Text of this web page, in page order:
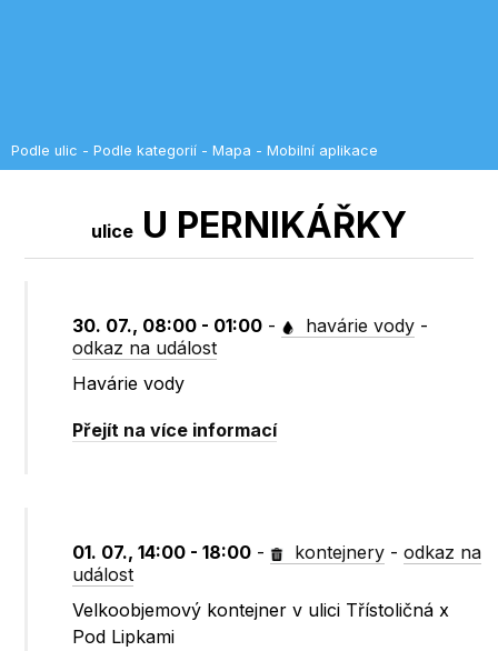
Podle ulic - Podle kategorií - Mapa - Mobilní aplikace
ulice U PERNIKÁŘKY
30. 07., 08:00 - 01:00 - havárie vody -
odkaz na událost
Havárie vody
Přejít na více informací
01. 07., 14:00 - 18:00 - kontejnery -odkaz na
událost
Velkoobjemový kontejner v ulici Třístoličná x
Pod Lipkami